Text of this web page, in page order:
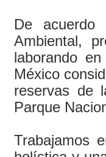
De acuerdo
Ambiental,
laborando
México
reservas de
Parque
Trabajamos